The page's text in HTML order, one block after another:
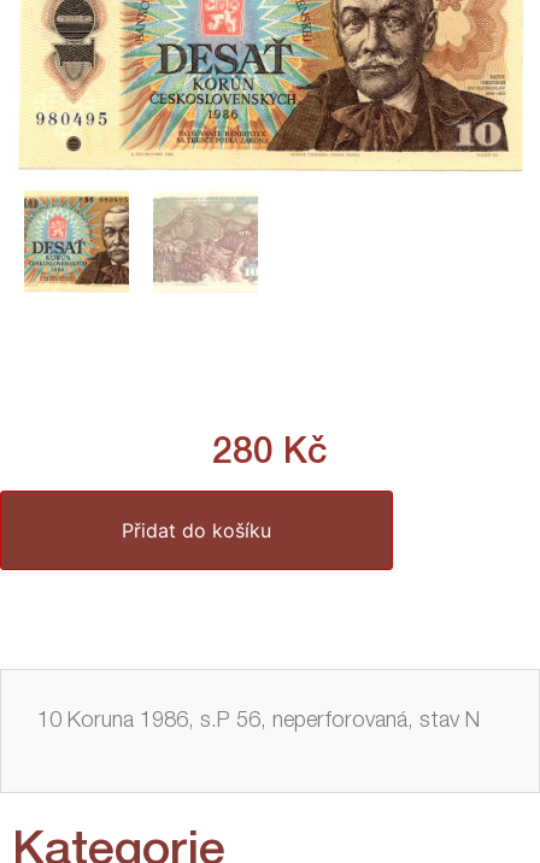
Kategorie
280 Kč
Přidat do košíku
10 Koruna 1986, s.P 56, neperforovaná, stav N